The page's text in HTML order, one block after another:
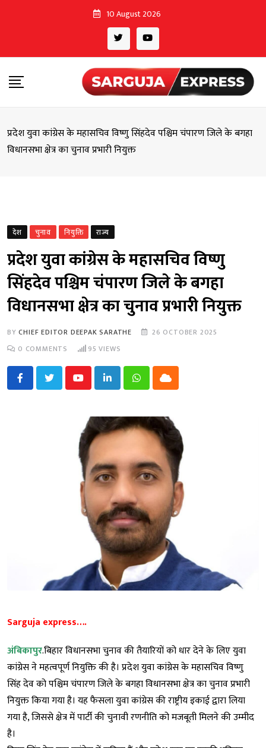
10 August 2026
प्रदेश युवा कांग्रेस के महासचिव विष्णु सिंहदेव पश्चिम चंपारण जिले के बगहा
विधानसभा क्षेत्र का चुनाव प्रभारी नियुक्त
देश चुनाव नियुक्ति राज्य
प्रदेश युवा कांग्रेस के महासचिव विष्णु
सिंहदेव पश्चिम चंपारण जिले के बगहा
विधानसभा क्षेत्र का चुनाव प्रभारी नियुक्त
BYCHIEF EDITOR DEEPAK SARATHE
26 OCTOBER 2025
0 COMMENTS 95 VIEWS
YoutubeLinkedInWhatsappCloud
Sarguja express….
अंबिकापुर.बिहार विधानसभा चुनाव की तैयारियों को धार देने के लिए युवा
कांग्रेस ने महत्वपूर्ण नियुक्ति की है। प्रदेश युवा कांग्रेस के महासचिव विष्णु
सिंह देव को पश्चिम चंपारण जिले के बगहा विधानसभा क्षेत्र का चुनाव प्रभारी
नियुक्त किया गया है। यह फैसला युवा कांग्रेस की राष्ट्रीय इकाई द्वारा लिया
गया है, जिससे क्षेत्र में पार्टी की चुनावी रणनीति को मजबूती मिलने की उम्मीद
है।